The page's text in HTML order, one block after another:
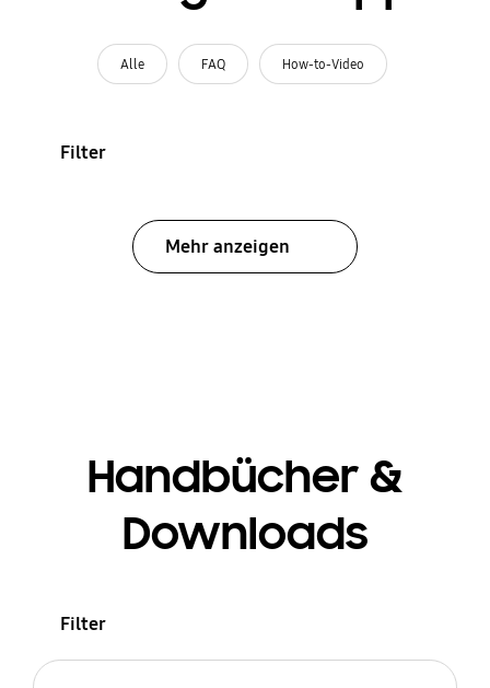
Alle FAQ How-to-Video
Filter
Mehr anzeigen
Handbücher &
Downloads
Filter